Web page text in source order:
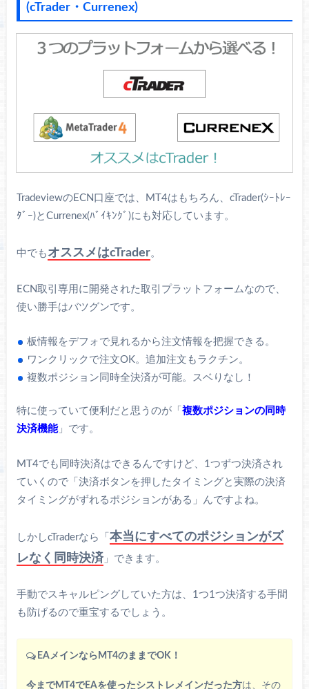
(cTrader・Currenex)
TradeviewのECN口座では、MT4はもちろん、cTrader(ｼｰﾄﾚｰ
ﾀﾞｰ)とCurrenex(ﾊﾞｲｷﾝｸﾞ)にも対応しています。
中でも オススメはcTrader。
ECN取引専用に開発された取引プラットフォームなので、
使い勝手はバツグンです。
板情報をデフォで見れるから注文情報を把握できる。
ワンクリックで注文OK。追加注文もラクチン。
複数ポジション同時全決済が可能。スベりなし！
特に使っていて便利だと思うのが「 複数ポジションの同時
決済機能」です。
MT4でも同時決済はできるんですけど、1つずつ決済され
ていくので「決済ボタンを押したタイミングと実際の決済
タイミングがずれるポジションがある」んですよね。
しかしcTraderなら「 本当にすべてのポジションがズ
レなく同時決済」できます。
手動でスキャルピングしていた方は、1つ1つ決済する手間
も防げるので重宝するでしょう。
EAメインならMT4のままでOK！
今までMT4でEAを使ったシストレメインだった方は、その